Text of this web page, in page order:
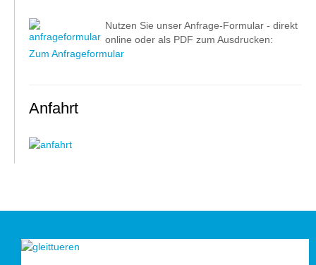
Nutzen Sie unser Anfrage-Formular - direkt
online oder als PDF zum Ausdrucken:
Zum Anfrageformular
Anfahrt